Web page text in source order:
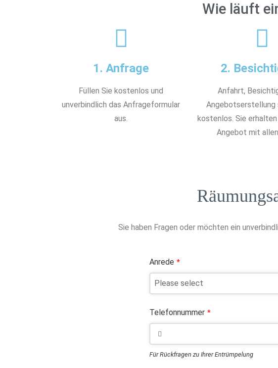
Wie läuft
1. Anfrage
Füllen Sie kostenlos und
unverbindlich das Anfrageformular
aus.
2.
Anfahrt,
Angebotserstellung
kostenlos. Sie
Angebot mit
Sie haben Fragen oder möchten ein
Anrede *
Telefonnummer *
Für Rückfragen zu Ihrer Entrümpelung